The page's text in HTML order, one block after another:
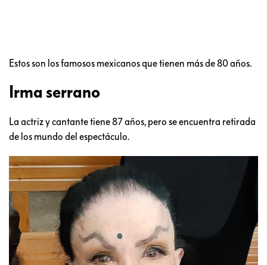
Estos son los famosos mexicanos que tienen más de 80 años.
Irma serrano
La actriz y cantante tiene 87 años, pero se encuentra retirada
de los mundo del espectáculo.